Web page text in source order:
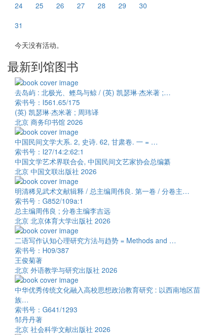
24
25 26 27 28 29
30
31
今天没有活动。
最新到馆图书
去岛屿 : 北极光、鲣鸟与鲸 / (英) 凯瑟琳·杰米著 ;…
索书号：I561.65/175
(英) 凯瑟琳·杰米著 ; 周玮译
北京 商务印书馆 2026
中国民间文学大系. 2, 史诗. 62, 甘肃卷. 一 = …
索书号：I27/14:2:62:1
中国文学艺术界联合会, 中国民间文艺家协会总编纂
北京 中国文联出版社 2026
明清稀见武术文献辑释 / 总主编周伟良. 第一卷 / 分卷主…
索书号：G852/109a:1
总主编周伟良 ; 分卷主编李吉远
北京 北京体育大学出版社 2026
二语写作认知心理研究方法与趋势 = Methods and …
索书号：H09/387
王俊菊著
北京 外语教学与研究出版社 2026
中华优秀传统文化融入高校思想政治教育研究 : 以西南地区苗
族…
索书号：G641/1293
邹丹丹著
北京 社会科学文献出版社 2026